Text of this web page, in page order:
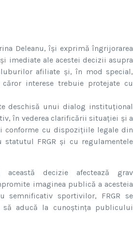
Deleanu, își exprimă îngrijorarea
imediate ale acestei decizii asupra
afiliate și, în mod special,
interese trebuie protejate cu
deschisă unui dialog instituțional
în vederea clarificării situației și a
cu dispozițiile legale din
FRGR și cu regulamentele
decizie afectează grav
imaginea publică a acesteia
semnificativ sportivilor, FRGR se
să aducă la cunoștința publicului